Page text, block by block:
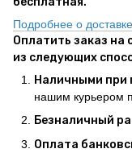
Подробнее о доставке
Оплатить заказ
из следующих
Наличными при
нашим курьером
Безналичный
Оплата